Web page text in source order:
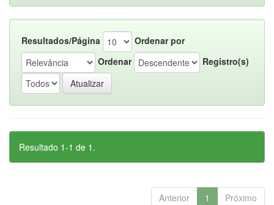
Resultados/Página
Ordenar por
Ordenar
Registro(s)
Resultado 1-1 de 1.
Anterior 1 Próximo